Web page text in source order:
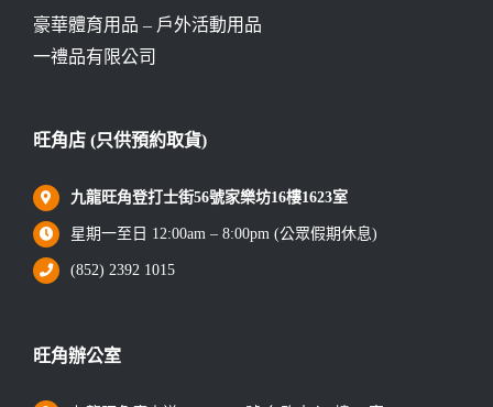
豪華體育用品 – 戶外活動用品
一禮品有限公司
旺角店 (只供預約取貨)
九龍旺角登打士街56號家樂坊16樓1623室
星期一至日 12:00am – 8:00pm (公眾假期休息)
(852) 2392 1015
旺角辦公室